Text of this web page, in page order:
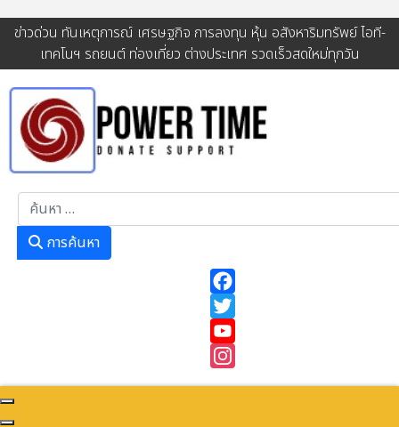
ข่าวด่วน ทันเหตุการณ์ เศรษฐกิจ การลงทุน หุ้น อสังหาริมทรัพย์ ไอที-
เทคโนฯ รถยนต์ ท่องเที่ยว ต่างประเทศ รวดเร็วสดใหม่ทุกวัน
การค้นหา
Instagram